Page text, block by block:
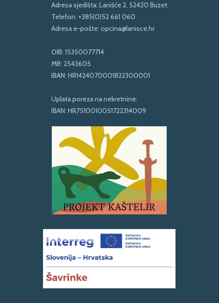
Adresa sjedišta: Lanišće 2, 52420 Buzet
Telefon: +385(0)52 661 060
Adresa e-pošte: opcina@lanisce.hr
OIB: 15350077714
MB: 2543605
IBAN: HR1424070001822300001
Uplata poreza na nekretnine:
IBAN: HR7510010051722314009